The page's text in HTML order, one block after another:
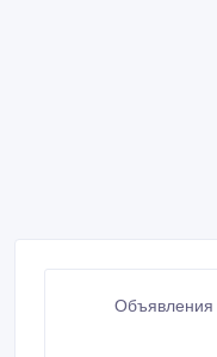
Объявления